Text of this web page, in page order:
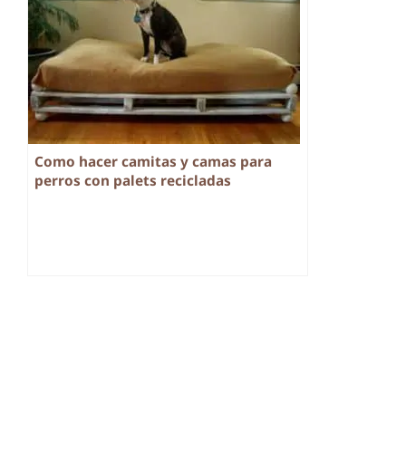
Como hacer camitas y camas para
perros con palets recicladas